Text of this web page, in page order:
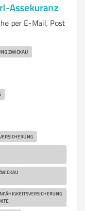
Assekuranz
per E-Mail, Post
ZWICKAU